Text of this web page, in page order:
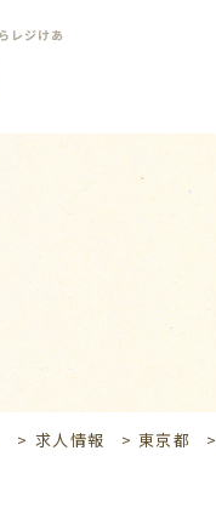
> 求人情報 > 東京都 >